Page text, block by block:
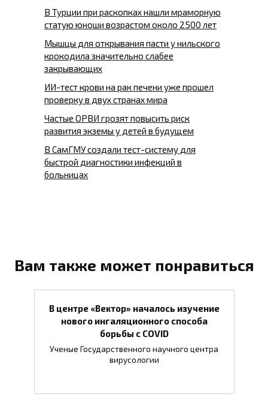
В Турции при раскопках нашли мраморную
статую юноши возрастом около 2500 лет
Мышцы для открывания пасти у нильского
крокодила значительно слабее
закрывающих
ИИ-тест крови на рак печени уже прошел
проверку в двух странах мира
Частые ОРВИ грозят повысить риск
развития экземы у детей в будущем
В СамГМУ создали тест-систему для
быстрой диагностики инфекций в
больницах
Вам также может понравиться
В центре «Вектор» началось изучение
нового ингаляционного способа
борьбы с COVID
Ученые Государственного научного центра
вирусологии